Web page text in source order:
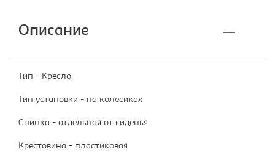
Описание
Тип - Кресло
Тип установки - на колесиках
Спинка - отдельная от сиденья
Крестовина - пластиковая